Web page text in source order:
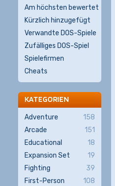
Am höchsten bewertet
Kürzlich hinzugefügt
Verwandte DOS-Spiele
Zufälliges DOS-Spiel
Spielefirmen
Cheats
KATEGORIEN
Adventure
158
Arcade
151
Educational
18
Expansion Set
19
Fighting
39
First-Person
108